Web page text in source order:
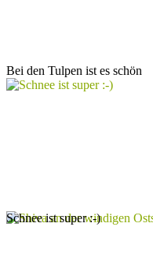
Bei den Tulpen ist es schön
Schnee ist super :-)